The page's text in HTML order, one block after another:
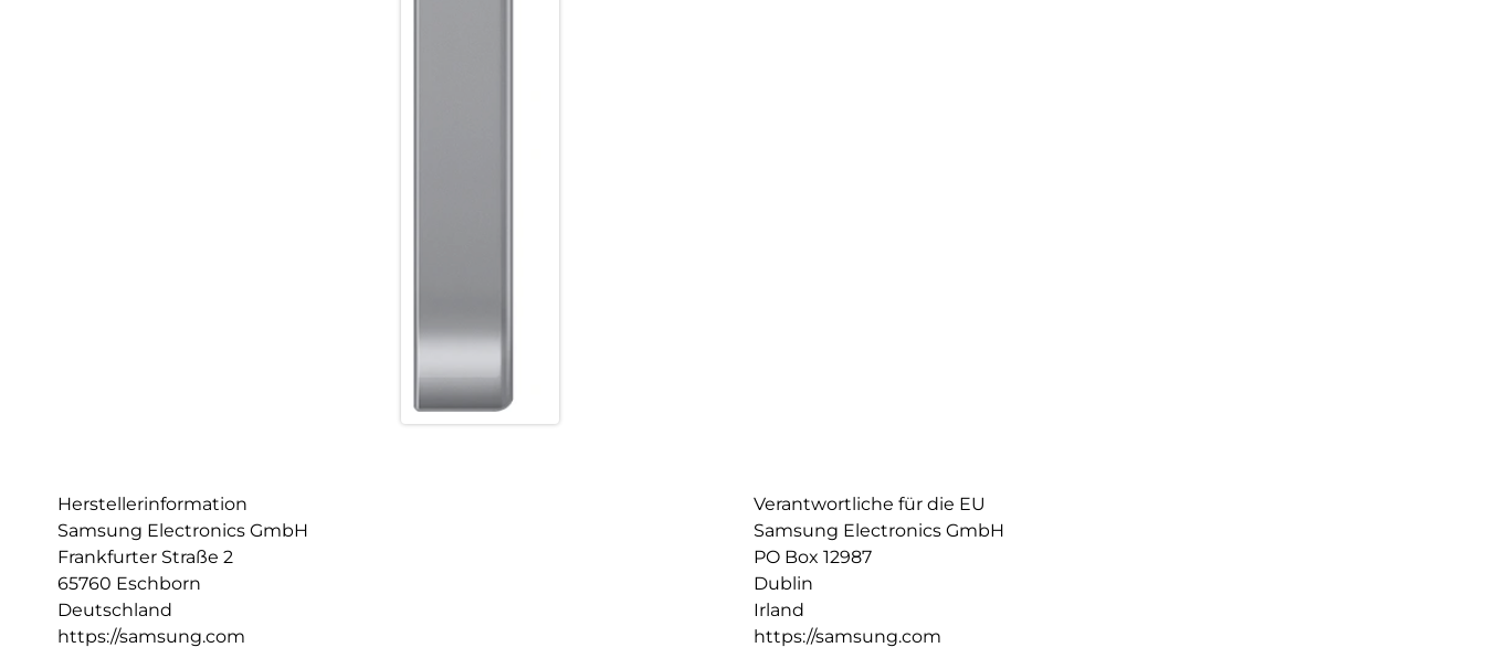
Herstellerinformation
Samsung Electronics GmbH
Frankfurter Straße 2
65760 Eschborn
Deutschland
https://samsung.com
Verantwortliche für die EU
Samsung Electronics GmbH
PO Box 12987
Dublin
Irland
https://samsung.com